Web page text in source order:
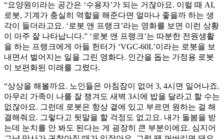
“요양원이라는 공간은 ‘수용자’가 되는 거잖아요. 이럴 때 AI,
로봇, 기계가 충실히 역할을 해준다면 얼마나 좋을까 하는 생
각이 들더라고요. ‘로봇 앤 프랭크’라는 영화를 보면 이런 상황
이 아주 잘 나타납니다.” ‘로봇 앤 프랭크’는 따분한 전원생활
을 하는 프랭크에게 아들 헌터가 ‘VGC-60L’이라는 로봇을 보
내면서 벌어지는 일을 그린 영화다. 인간을 돕는 가정용 로봇
이 보편화된 미래를 그렸다.
“상상을 해볼까요. 노인들은 아침잠이 없어 3, 4시면 일어나죠.
아무리 가족이 나를 잘 챙겨도 새벽 3시에 밥을 달라고 할 수는
없잖아요. 그런데 로봇은 항상 곁에 있고 부르면 원하는 걸 해
결해줘요. 그렇다고 뒷말을 할 걱정도 없고요. 내가 돌봄을 받
는데 눈치를 안 봐도 된다는 게 굉장히 큰 부분이에요. 심지어